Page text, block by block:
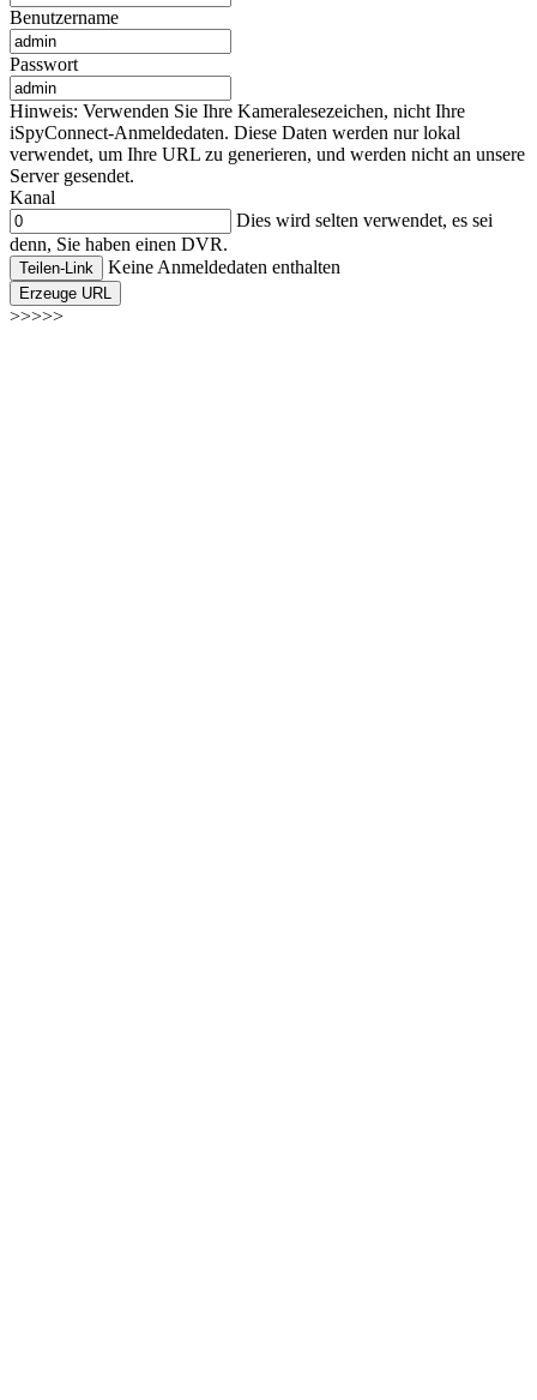
Benutzername
Passwort
Hinweis: Verwenden Sie Ihre Kameralesezeichen, nicht Ihre
iSpyConnect-Anmeldedaten. Diese Daten werden nur lokal
verwendet, um Ihre URL zu generieren, und werden nicht an unsere
Server gesendet.
Kanal
Dies wird selten verwendet, es sei
denn, Sie haben einen DVR.
Teilen-Link Keine Anmeldedaten enthalten
Erzeuge URL
>>>>>